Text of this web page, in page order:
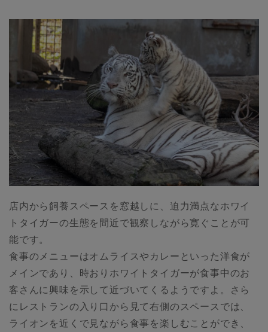
店内から飼養スペースを窓越しに、迫力満点なホワイ
トタイガーの生態を間近で観察しながら寛ぐことが可
能です。
食事のメニューはオムライスやカレーといった洋食が
メインであり、時おりホワイトタイガーが食事中のお
客さんに興味を示して近づいてくるようですよ。さら
にレストランの入り口から見て右側のスペースでは、
ライオンを近くで見ながら食事を楽しむことができ、